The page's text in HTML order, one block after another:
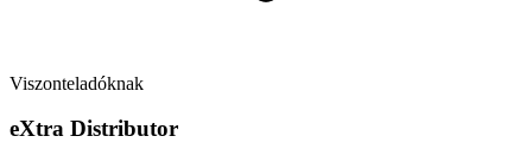
Viszonteladóknak
eXtra Distributor